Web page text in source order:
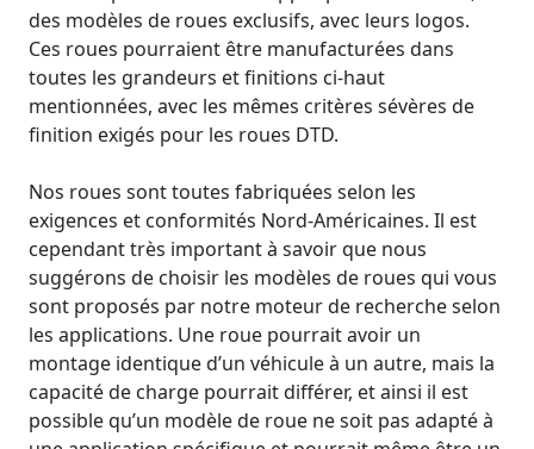
des modèles de roues exclusifs, avec leurs logos.
Ces roues pourraient être manufacturées dans
toutes les grandeurs et finitions ci-haut
mentionnées, avec les mêmes critères sévères de
finition exigés pour les roues DTD.
Nos roues sont toutes fabriquées selon les
exigences et conformités Nord-Américaines. Il est
cependant très important à savoir que nous
suggérons de choisir les modèles de roues qui vous
sont proposés par notre moteur de recherche selon
les applications. Une roue pourrait avoir un
montage identique d’un véhicule à un autre, mais la
capacité de charge pourrait différer, et ainsi il est
possible qu’un modèle de roue ne soit pas adapté à